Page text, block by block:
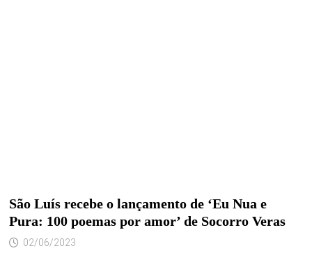
São Luís recebe o lançamento de ‘Eu Nua e
Pura: 100 poemas por amor’ de Socorro Veras
02/06/2023